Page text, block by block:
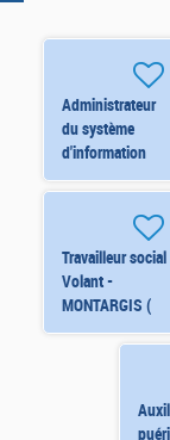
Administrateur
du système
d'information
financier -
Travailleur social
Volant -
MONTARGIS (
8220) H/F